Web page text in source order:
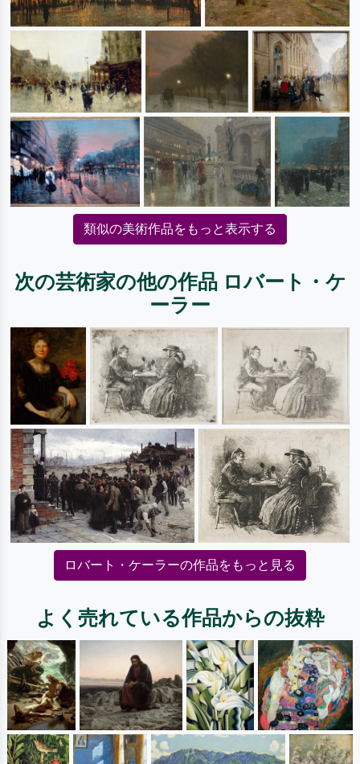
類似の美術作品をもっと表示する
次の芸術家の他の作品 ロバート・ケ
ーラー
ロバート・ケーラーの作品をもっと見る
よく売れている作品からの抜粋